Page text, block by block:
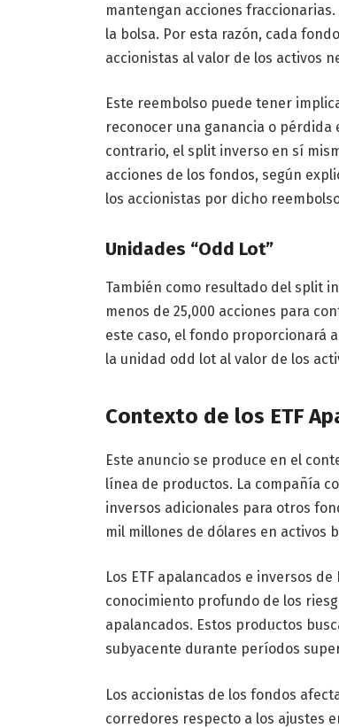
mantengan acciones
la bolsa. Por esta razón, cada
accionistas al valor de los activos
Este reembolso puede tener
reconocer una ganancia o pérdida
contrario, el split inverso en sí
acciones de los fondos, según
los accionistas por dicho
Unidades “Odd Lot”
También como resultado del split
menos de 25,000 acciones para
este caso, el fondo proporcionará
la unidad odd lot al valor de los
Contexto de los ETF
Este anuncio se produce en el
línea de productos. La compañía
inversos adicionales para otros
mil millones de dólares en activos
Los ETF apalancados e inversos
conocimiento profundo de los
apalancados. Estos productos
subyacente durante períodos
Los accionistas de los fondos
corredores respecto a los ajustes